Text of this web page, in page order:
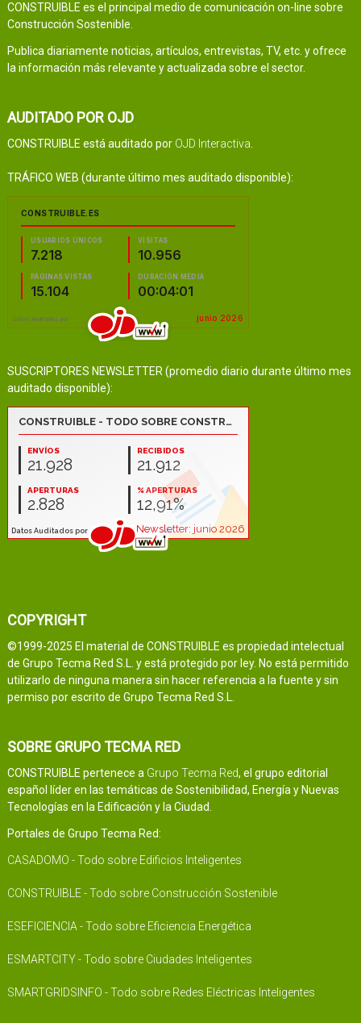
CONSTRUIBLE es el principal medio de comunicación on-line sobre
Construcción Sostenible.
Publica diariamente noticias, artículos, entrevistas, TV, etc. y ofrece
la información más relevante y actualizada sobre el sector.
AUDITADO POR OJD
CONSTRUIBLE está auditado por OJD Interactiva.
TRÁFICO WEB (durante último mes auditado disponible):
SUSCRIPTORES NEWSLETTER (promedio diario durante último mes
auditado disponible):
COPYRIGHT
©1999-2025 El material de CONSTRUIBLE es propiedad intelectual
de Grupo Tecma Red S.L. y está protegido por ley. No está permitido
utilizarlo de ninguna manera sin hacer referencia a la fuente y sin
permiso por escrito de Grupo Tecma Red S.L.
SOBRE GRUPO TECMA RED
CONSTRUIBLE pertenece a Grupo Tecma Red, el grupo editorial
español líder en las temáticas de Sostenibilidad, Energía y Nuevas
Tecnologías en la Edificación y la Ciudad.
Portales de Grupo Tecma Red:
CASADOMO - Todo sobre Edificios Inteligentes
CONSTRUIBLE - Todo sobre Construcción Sostenible
ESEFICIENCIA - Todo sobre Eficiencia Energética
ESMARTCITY - Todo sobre Ciudades Inteligentes
SMARTGRIDSINFO - Todo sobre Redes Eléctricas Inteligentes